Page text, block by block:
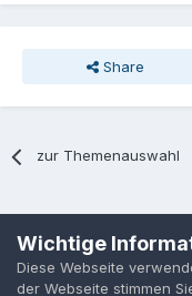
Share
zur Themenauswahl
Wichtige
Diese Webseite
der Webseite stimmen